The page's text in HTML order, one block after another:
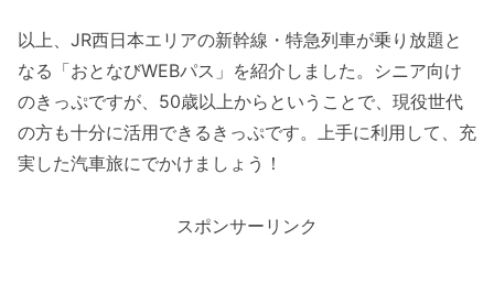
以上、JR西日本エリアの新幹線・特急列車が乗り放題と
なる「おとなびWEBパス」を紹介しました。シニア向け
のきっぷですが、50歳以上からということで、現役世代
の方も十分に活用できるきっぷです。上手に利用して、充
実した汽車旅にでかけましょう！
スポンサーリンク